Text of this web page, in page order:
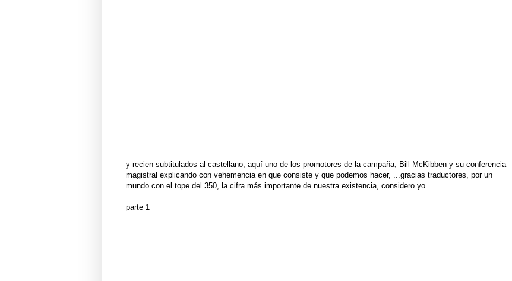
y recien subtitulados al castellano, aquí uno de los promotores de la campaña, Bill McKibben y su conferencia
magistral explicando con vehemencia en que consiste y que podemos hacer, ...gracias traductores, por un
mundo con el tope del 350, la cifra más importante de nuestra existencia, considero yo.
parte 1